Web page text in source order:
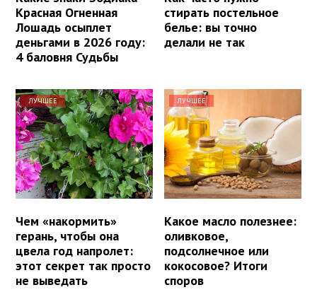
Красная Огненная
Лошадь осыплет
деньгами в 2026 году:
4 баловня Судьбы
стирать постельное
белье: вы точно
делали не так
ЛУЧШЕЕ
Чем «накормить»
герань, чтобы она
цвела год напролет:
этот секрет так просто
не выведать
ЛУЧШЕЕ
Какое масло полезнее:
оливковое,
подсолнечное или
кокосовое? Итоги
споров